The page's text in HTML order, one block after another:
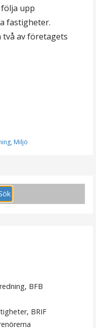
upp
fastigheter.
två av företagets
, Miljö
BFB
BRIF